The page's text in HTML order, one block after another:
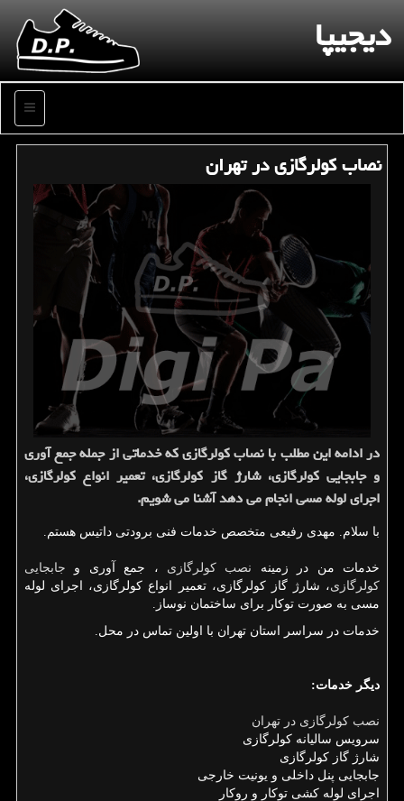
دیجیپا
منو
نصاب كولرگازی در تهران
در ادامه این مطلب با نصاب كولرگازی كه خدماتی از جمله جمع آوری
و جابجایی كولرگازی، شارژ گاز كولرگازی، تعمیر انواع كولرگازی،
اجرای لوله مسی انجام می دهد آشنا می شویم.
با سلام. مهدی رفیعی متخصص خدمات فنی برودتی داتیس هستم.
خدمات من در زمینه نصب کولرگازی ، جمع آوری و جابجایی
کولرگازی، شارژ گاز کولرگازی، تعمیر انواع کولرگازی، اجرای لوله
مسی به صورت توکار برای ساختمان نوساز.
خدمات در سراسر استان تهران با اولین تماس در محل.
دیگر خدمات:
نصب کولرگازی در تهران
سرویس سالیانه کولرگازی
شارژ گاز کولرگازی
جابجایی پنل داخلی و یونیت خارجی
اجرای لوله کشی توکار و روکار